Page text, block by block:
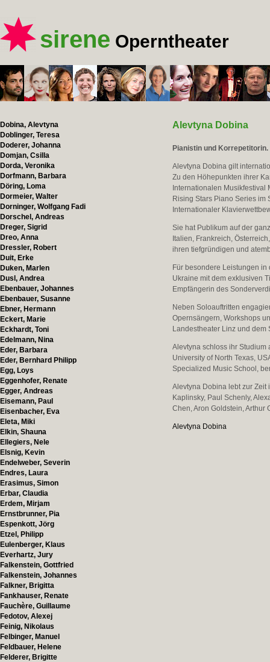
sirene Operntheater
Dobina, Alevtyna
Doblinger, Teresa
Doderer, Johanna
Domjan, Csilla
Dorda, Veronika
Dorfmann, Barbara
Döring, Loma
Dormeier, Walter
Dorninger, Wolfgang Fadi
Dorschel, Andreas
Dreger, Sigrid
Dreo, Anna
Dressler, Robert
Duit, Erke
Duken, Marlen
Dusl, Andrea
Ebenbauer, Johannes
Ebenbauer, Susanne
Ebner, Hermann
Eckert, Marie
Eckhardt, Toni
Edelmann, Nina
Eder, Barbara
Eder, Bernhard Philipp
Egg, Loys
Eggenhofer, Renate
Egger, Andreas
Eisemann, Paul
Eisenbacher, Eva
Eleta, Miki
Elkin, Shauna
Ellegiers, Nele
Elsnig, Kevin
Endelweber, Severin
Endres, Laura
Erasimus, Simon
Erbar, Claudia
Erdem, Mirjam
Ernstbrunner, Pia
Espenkott, Jörg
Etzel, Philipp
Eulenberger, Klaus
Everhartz, Jury
Falkenstein, Gottfried
Falkenstein, Johannes
Falkner, Brigitta
Fankhauser, Renate
Fauchère, Guillaume
Fedotov, Alexej
Feinig, Nikolaus
Felbinger, Manuel
Feldbauer, Helene
Felderer, Brigitte
Alevtyna Dobina
Pianistin und Korrepetitorin.
Alevtyna Dobina gilt
Zu den Höhepunkten ihrer
Internationalen
Rising Stars Piano Series im
Internationaler
Sie hat Publikum auf der
Italien, Frankreich,
ihren tiefgründigen und
Für besondere Leistungen
Ukraine mit dem exklusiven
Empfängerin des
Neben Soloauftritten
Opernsängern, Workshops
Landestheater Linz und dem
Alevtyna schloss ihr Studium
University of North Texas,
Specialized Music School,
Alevtyna Dobina lebt zur Zeit
Kaplinsky, Paul Schenly,
Chen, Aron Goldstein,
Alevtyna Dobina